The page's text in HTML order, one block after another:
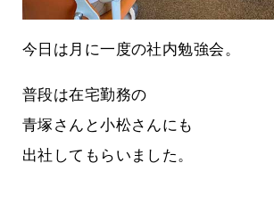
今日は月に一度の社内勉強会。
普段は在宅勤務の
青塚さんと小松さんにも
出社してもらいました。